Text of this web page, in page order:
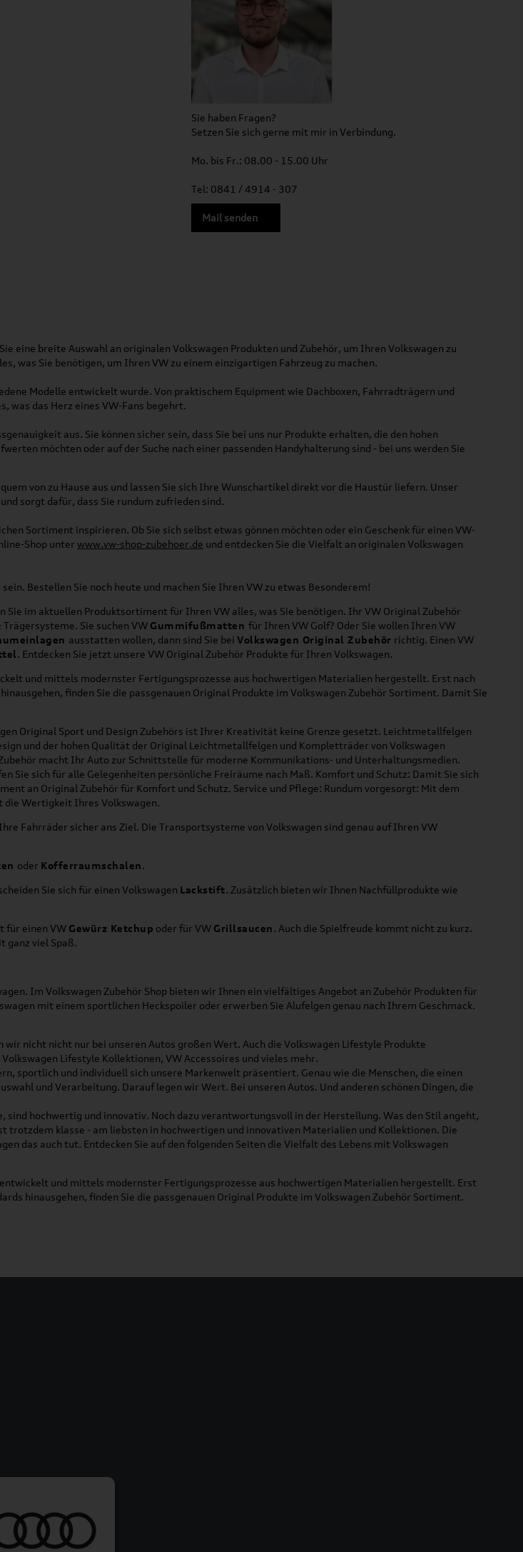
Sie haben Fragen?
Setzen Sie sich gerne mit mir in Verbindung.
Mo. bis Fr.: 08.00 - 15.00 Uhr
Tel: 0841 / 4914 - 307
Mail senden
eine breite Auswahl an originalen Volkswagen Produkten und Zubehör, um Ihren Volkswagen zu
was Sie benötigen, um Ihren VW zu einem einzigartigen Fahrzeug zu machen.
Modelle entwickelt wurde. Von praktischem Equipment wie Dachboxen, Fahrradträgern und
was das Herz eines VW-Fans begehrt.
aus. Sie können sicher sein, dass Sie bei uns nur Produkte erhalten, die den hohen
möchten oder auf der Suche nach einer passenden Handyhalterung sind - bei uns werden Sie
von zu Hause aus und lassen Sie sich Ihre Wunschartikel direkt vor die Haustür liefern. Unser
sorgt dafür, dass Sie rundum zufrieden sind.
Sortiment inspirieren. Ob Sie sich selbst etwas gönnen möchten oder ein Geschenk für einen VW-
Shop unter www.vw-shop-zubehoer.de und entdecken Sie die Vielfalt an originalen Volkswagen
Bestellen Sie noch heute und machen Sie Ihren VW zu etwas Besonderem!
im aktuellen Produktsortiment für Ihren VW alles, was Sie benötigen. Ihr VW Original Zubehör
Sie suchen VW Gummifußmatten für Ihren VW Golf? Oder Sie wollen Ihren VW
ausstatten wollen, dann sind Sie bei Volkswagen Original Zubehör richtig. Einen VW
. Entdecken Sie jetzt unsere VW Original Zubehör Produkte für Ihren Volkswagen.
und mittels modernster Fertigungsprozesse aus hochwertigen Materialien hergestellt. Erst nach
finden Sie die passgenauen Original Produkte im Volkswagen Zubehör Sortiment. Damit Sie
Original Sport und Design Zubehörs ist Ihrer Kreativität keine Grenze gesetzt. Leichtmetallfelgen
und der hohen Qualität der Original Leichtmetallfelgen und Kompletträder von Volkswagen
macht Ihr Auto zur Schnittstelle für moderne Kommunikations- und Unterhaltungsmedien.
Sie sich für alle Gelegenheiten persönliche Freiräume nach Maß. Komfort und Schutz: Damit Sie sich
an Original Zubehör für Komfort und Schutz. Service und Pflege: Rundum vorgesorgt: Mit dem
die Wertigkeit Ihres Volkswagen.
Ihre Fahrräder sicher ans Ziel. Die Transportsysteme von Volkswagen sind genau auf Ihren VW
oder Kofferraumschalen.
Sie sich für einen Volkswagen Lackstift. Zusätzlich bieten wir Ihnen Nachfüllprodukte wie
für einen VW Gewürz Ketchup oder für VW Grillsaucen. Auch die Spielfreude kommt nicht zu kurz.
ganz viel Spaß.
Im Volkswagen Zubehör Shop bieten wir Ihnen ein vielfältiges Angebot an Zubehör Produkten für
mit einem sportlichen Heckspoiler oder erwerben Sie Alufelgen genau nach Ihrem Geschmack.
nicht nicht nur bei unseren Autos großen Wert. Auch die Volkswagen Lifestyle Produkte
Lifestyle Kollektionen, VW Accessoires und vieles mehr.
sportlich und individuell sich unsere Markenwelt präsentiert. Genau wie die Menschen, die einen
und Verarbeitung. Darauf legen wir Wert. Bei unseren Autos. Und anderen schönen Dingen, die
sind hochwertig und innovativ. Noch dazu verantwortungsvoll in der Herstellung. Was den Stil angeht,
klasse - am liebsten in hochwertigen und innovativen Materialien und Kollektionen. Die
das auch tut. Entdecken Sie auf den folgenden Seiten die Vielfalt des Lebens mit Volkswagen
und mittels modernster Fertigungsprozesse aus hochwertigen Materialien hergestellt. Erst
hinausgehen, finden Sie die passgenauen Original Produkte im Volkswagen Zubehör Sortiment.